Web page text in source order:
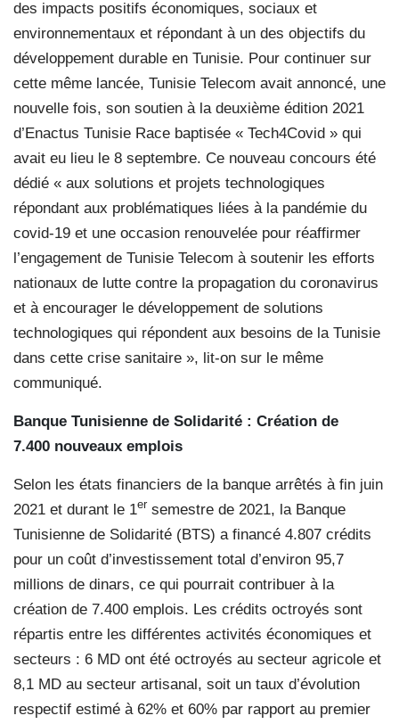
des impacts positifs économiques, sociaux et
environnementaux et répondant à un des objectifs du
développement durable en Tunisie. Pour continuer sur
cette même lancée, Tunisie Telecom avait annoncé, une
nouvelle fois, son soutien à la deuxième édition 2021
d’Enactus Tunisie Race baptisée « Tech4Covid » qui
avait eu lieu le 8 septembre. Ce nouveau concours été
dédié « aux solutions et projets technologiques
répondant aux problématiques liées à la pandémie du
covid-19 et une occasion renouvelée pour réaffirmer
l’engagement de Tunisie Telecom à soutenir les efforts
nationaux de lutte contre la propagation du coronavirus
et à encourager le développement de solutions
technologiques qui répondent aux besoins de la Tunisie
dans cette crise sanitaire », lit-on sur le même
communiqué.
Banque Tunisienne de Solidarité : Création de
7.400 nouveaux emplois
Selon les états financiers de la banque arrêtés à fin juin
2021 et durant le 1er semestre de 2021, la Banque
Tunisienne de Solidarité (BTS) a financé 4.807 crédits
pour un coût d’investissement total d’environ 95,7
millions de dinars, ce qui pourrait contribuer à la
création de 7.400 emplois. Les crédits octroyés sont
répartis entre les différentes activités économiques et
secteurs : 6 MD ont été octroyés au secteur agricole et
8,1 MD au secteur artisanal, soit un taux d’évolution
respectif estimé à 62% et 60% par rapport au premier